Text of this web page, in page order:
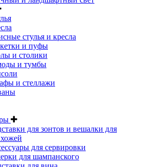
стулья и кресла
и пуфы
и столики
и тумбы
и стеллажи
для зонтов и вешалки для
для сервировки
для шампанского